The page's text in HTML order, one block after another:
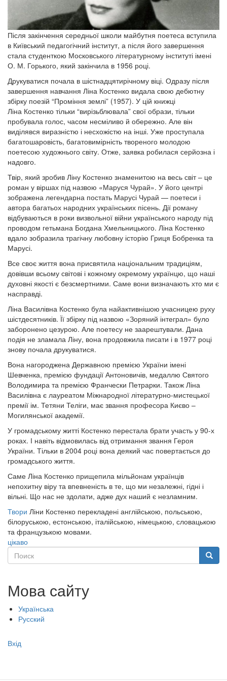
Після закінчення середньої школи майбутня поетеса вступила
в Київський педагогічний інститут, а після його завершення
стала студенткою Московського літературному інституті імені
О. М. Горького, який закінчила в 1956 році.
Друкуватися почала в шістнадцятирічному віці. Одразу після
завершення навчання Ліна Костенко видала свою дебютну
збірку поезій “Проміння землі” (1957). У цій книжці
Ліна Костенко тільки “вирізьблювала” свої образи, тільки
пробувала голос, часом несміливо й обережно. Але він
виділявся виразністю і несхожістю на інші. Уже проступала
багатошаровість, багатовимірність твореного молодою
поетесою художнього світу. Отже, заявка робилася серйозна і
надовго.
Твір, який зробив Ліну Костенко знаменитою на весь світ – це
роман у віршах під назвою «Маруся Чурай». У його центрі
зображена легендарна постать Марусі Чурай — поетеси і
автора багатьох народних українських пісень. Дії роману
відбуваються в роки визвольної війни українського народу під
проводом гетьмана Богдана Хмельницького. Ліна Костенко
вдало зобразила трагічну любовну історію Гриця Бобренка та
Марусі.
Все своє життя вона присвятила національним традиціям,
довівши всьому світові і кожному окремому українцю, що наші
духовні якості є безсмертними. Саме вони визначають хто ми є
насправді.
Ліна Василівна Костенко була найактивнішою учасницею руху
шістдесятників. Її збірку під назвою «Зоряний інтеграл» було
заборонено цезурою. Але поетесу не заарештували. Дана
подія не зламала Ліну, вона продовжила писати і в 1977 році
знову почала друкуватися.
Вона нагороджена Державною премією України імені
Шевченка, премією фундації Антоновичів, медаллю Святого
Володимира та премією Франчески Петрарки. Також Ліна
Василівна є лауреатом Міжнародної літературно-мистецької
премії ім. Тетяни Теліги, має звання професора Києво –
Могилянської академії.
У громадському житті Костенко перестала брати участь у 90-х
роках. І навіть відмовилась від отримання звання Героя
України. Тільки в 2004 році вона деякий час повертається до
громадського життя.
Саме Ліна Костенко прищепила мільйонам українців
непохитну віру та впевненість в те, що ми незалежні, гідні і
вільні. Що нас не здолати, адже дух наший є незламним.
Твори Ліни Костенко перекладені англійською, польською,
білоруською, естонською, італійською, німецькою, словацькою
та французькою мовами.
цікаво
Поиск
Поиск
Мова сайту
Українська
Русский
Меню
записи
Вхід